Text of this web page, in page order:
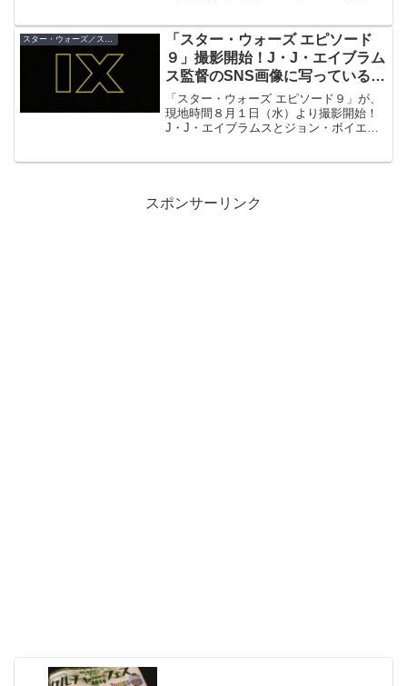
日の『最後のジェダイ』監督の発言は？
スター・ウォーズ／スカイウォーカーの夜明け
「スター・ウォーズ エピソード
９」撮影開始！J・J・エイブラム
ス監督のSNS画像に写っているの
は…
「スター・ウォーズ エピソード９」が、
現地時間８月１日（水）より撮影開始！
J・J・エイブラムスとジョン・ボイエガ
スポンサーリンク